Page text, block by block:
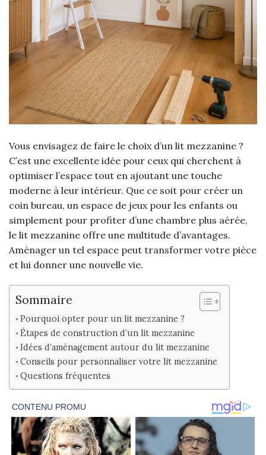
Vous envisagez de faire le choix d’un lit mezzanine ?
C’est une excellente idée pour ceux qui cherchent à
optimiser l’espace tout en ajoutant une touche
moderne à leur intérieur. Que ce soit pour créer un
coin bureau, un espace de jeux pour les enfants ou
simplement pour profiter d’une chambre plus aérée,
le lit mezzanine offre une multitude d’avantages.
Aménager un tel espace peut transformer votre pièce
et lui donner une nouvelle vie.
Sommaire
Pourquoi opter pour un lit mezzanine ?
Étapes de construction d’un lit mezzanine
Idées d’aménagement autour du lit mezzanine
Conseils pour personnaliser votre lit mezzanine
Questions fréquentes